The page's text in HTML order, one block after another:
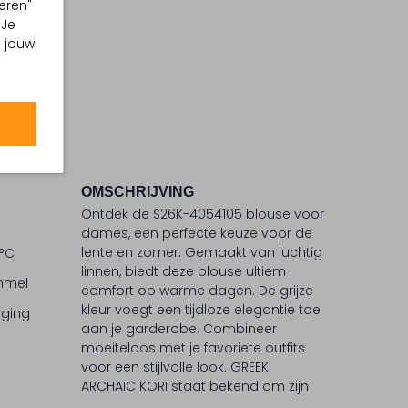
jouw
OMSCHRIJVING
Ontdek de S26K-4054105 blouse voor
dames, een perfecte keuze voor de
lente en zomer. Gemaakt van luchtig
linnen, biedt deze blouse ultiem
comfort op warme dagen. De grijze
kleur voegt een tijdloze elegantie toe
aan je garderobe. Combineer
moeiteloos met je favoriete outfits
voor een stijlvolle look. GREEK
ARCHAIC KORI staat bekend om zijn